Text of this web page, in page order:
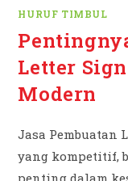
HURUF TIMBUL
Letter
Modern
Jasa Pembuatan
yang kompetitif,